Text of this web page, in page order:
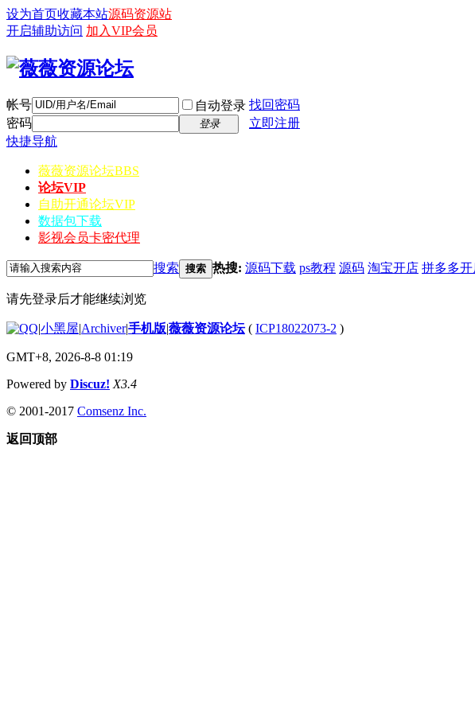
设为首页收藏本站源码资源站
开启辅助访问 加入VIP会员
帐号 自动登录 找回密码
密码
登录
立即注册
快捷导航
薇薇资源论坛BBS
论坛VIP
自助开通论坛VIP
数据包下载
影视会员卡密代理
搜索 搜索 热搜: 源码下载 ps教程 源码 淘宝开店 拼多多开
请先登录后才能继续浏览
|小黑屋|Archiver|手机版|薇薇资源论坛( ICP18022073-2 )
GMT+8, 2026-8-8 01:19
Powered by Discuz! X3.4
© 2001-2017 Comsenz Inc.
返回顶部